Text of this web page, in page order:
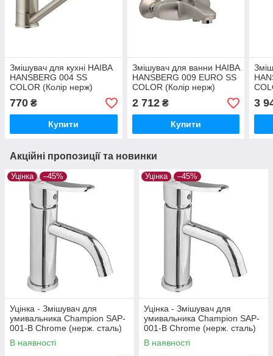
Змішувач для кухні HAIBA
HANSBERG 004 SS
COLOR (Колір нерж)
(HB0183)
770 ₴
Купити
Змішувач для ванни HAIBA
HANSBERG 009 EURO SS
COLOR (Колір нерж)
(HB3987)
2 712₴
Купити
3
Акційні пропозиції та новинки
Уцінка –45%
Уцінка - Змішувач для
умивальника Champion SAP-
001-B Chrome (нерж. сталь)
(CH6157-20260716-10424)
В наявності
Уцінка –45%
Уцінка - Змішувач для
умивальника Champion SAP-
001-B Chrome (нерж. сталь)
(CH6157-20260715-10520)
В наявності